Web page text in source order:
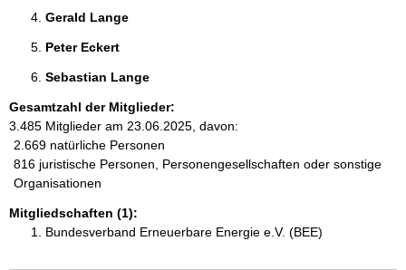
Gerald Lange
Peter Eckert
Sebastian Lange
Gesamtzahl der Mitglieder:
3.485 Mitglieder am 23.06.2025, davon:
2.669 natürliche Personen
816 juristische Personen, Personengesellschaften oder sonstige
Organisationen
Mitgliedschaften (1):
Bundesverband Erneuerbare Energie e.V. (BEE)